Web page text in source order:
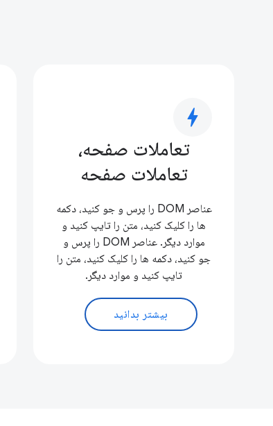
bolt
تعاملات صفحه،
تعاملات صفحه
عناصر DOM را پرس و جو کنید، دکمه
ها را کلیک کنید، متن را تایپ کنید و
موارد دیگر. عناصر DOM را پرس و
جو کنید، دکمه ها را کلیک کنید، متن را
تایپ کنید و موارد دیگر.
بیشتر بدانید